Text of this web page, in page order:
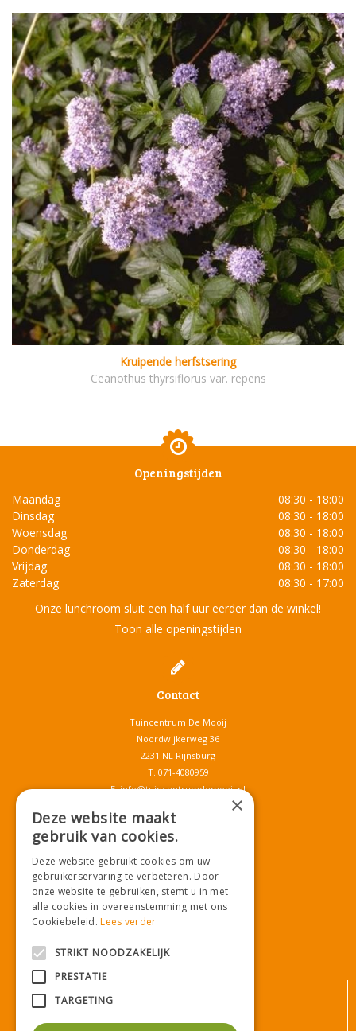
Kruipende herfstsering
Ceanothus thyrsiflorus var. repens
Openingstijden
Maandag
08:30 - 18:00
Dinsdag
08:30 - 18:00
Woensdag
08:30 - 18:00
Donderdag
08:30 - 18:00
Vrijdag
08:30 - 18:00
Zaterdag
08:30 - 17:00
Onze lunchroom sluit een half uur eerder dan de winkel!
Toon alle openingstijden
Contact
Tuincentrum De Mooij
Noordwijkerweg 36
2231 NL Rijnsburg
T. 071-4080959
E.info@tuincentrumdemooij.nl
Download onze App!
Privacy statement
×
Deze website maakt
gebruik van cookies.
Deze website gebruikt cookies om uw
gebruikerservaring te verbeteren. Door
onze website te gebruiken, stemt u in met
alle cookies in overeenstemming met ons
Cookiebeleid.Lees verder
STRIKT NOODZAKELIJK
PRESTATIE
TARGETING